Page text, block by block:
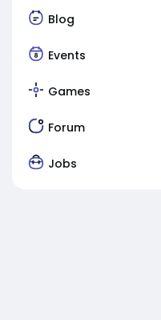
Blog
Events
Games
Forum
Jobs